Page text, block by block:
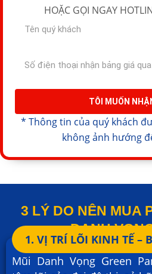
HOẶC GỌI NGAY
TÔI MUỐN
* Thông tin của quý khách
không ảnh hướng
3 LÝ DO NÊN MUA
DANH
1. VỊ TRÍ LÕI KINH TẾ –
Mũi Danh Vọng Green